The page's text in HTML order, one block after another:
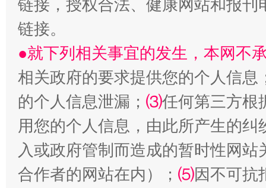
链接，授权合法、健康网站和报
链接。
●就下列相关事宜的发生，本网不
相关政府的要求提供您的个人信息
的个人信息泄漏； ⑶任何第三方根
用您的个人信息，由此所产生的纠
入或政府管制而造成的暂时性网
合作者的网站在内）； ⑸因不可抗